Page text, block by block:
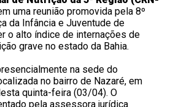
uma reunião promovida pela 8º
da Infância e Juventude de
o alto índice de internações de
grave no estado da Bahia.
na sede do
no bairro de Nazaré, em
quinta-feira (03/04). O
pela assessora jurídica